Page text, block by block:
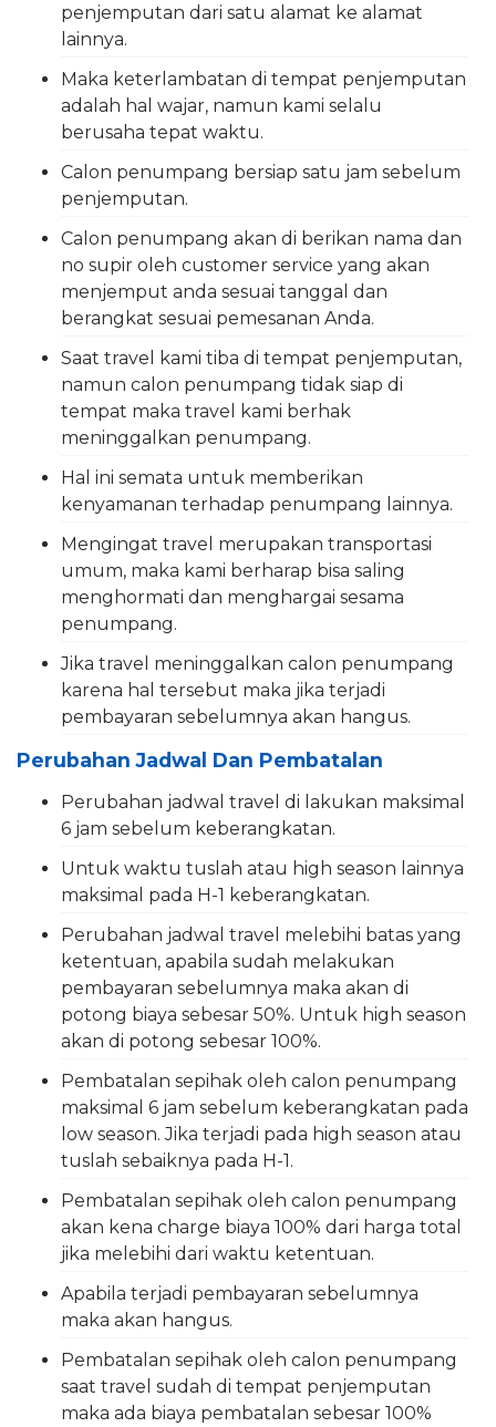
penjemputan dari satu alamat ke alamat
lainnya.
Maka keterlambatan di tempat penjemputan
adalah hal wajar, namun kami selalu
berusaha tepat waktu.
Calon penumpang bersiap satu jam sebelum
penjemputan.
Calon penumpang akan di berikan nama dan
no supir oleh customer service yang akan
menjemput anda sesuai tanggal dan
berangkat sesuai pemesanan Anda.
Saat travel kami tiba di tempat penjemputan,
namun calon penumpang tidak siap di
tempat maka travel kami berhak
meninggalkan penumpang.
Hal ini semata untuk memberikan
kenyamanan terhadap penumpang lainnya.
Mengingat travel merupakan transportasi
umum, maka kami berharap bisa saling
menghormati dan menghargai sesama
penumpang.
Jika travel meninggalkan calon penumpang
karena hal tersebut maka jika terjadi
pembayaran sebelumnya akan hangus.
Perubahan Jadwal Dan Pembatalan
Perubahan jadwal travel di lakukan maksimal
6 jam sebelum keberangkatan.
Untuk waktu tuslah atau high season lainnya
maksimal pada H-1 keberangkatan.
Perubahan jadwal travel melebihi batas yang
ketentuan, apabila sudah melakukan
pembayaran sebelumnya maka akan di
potong biaya sebesar 50%. Untuk high season
akan di potong sebesar 100%.
Pembatalan sepihak oleh calon penumpang
maksimal 6 jam sebelum keberangkatan pada
low season. Jika terjadi pada high season atau
tuslah sebaiknya pada H-1.
Pembatalan sepihak oleh calon penumpang
akan kena charge biaya 100% dari harga total
jika melebihi dari waktu ketentuan.
Apabila terjadi pembayaran sebelumnya
maka akan hangus.
Pembatalan sepihak oleh calon penumpang
saat travel sudah di tempat penjemputan
maka ada biaya pembatalan sebesar 100%